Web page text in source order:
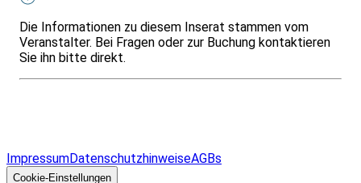
Die Informationen zu diesem Inserat stammen vom
Veranstalter. Bei Fragen oder zur Buchung kontaktieren
Sie ihn bitte direkt.
ImpressumDatenschutzhinweiseAGBs
Cookie-Einstellungen